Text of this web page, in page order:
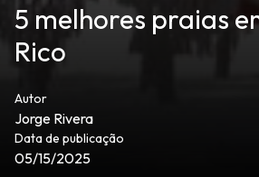
5 melhores praias
Rico
Autor
Jorge Rivera
Data de publicação
05/15/2025